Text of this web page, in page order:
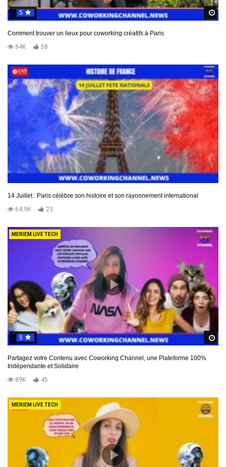
5
Comment trouver un lieux pour coworking créatifs à Paris
84K
58
14 Juillet : Paris célèbre son histoire et son rayonnement international
64.9K
23
MERIEM LIVE TECH
5
Partagez votre Contenu avec Coworking Channel, une Plateforme 100%
Indépendante et Solidaire
89K
45
MERIEM LIVE TECH